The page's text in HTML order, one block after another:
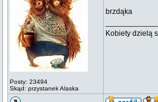
Posty: 23494
Skąd: przystanek Alaska
brzdąka
Kobiety dzielą